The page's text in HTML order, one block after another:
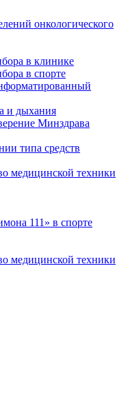
онкологического
в клинике
в спорте
и дыхания
Минздрава
типа средств
медицинской техники
111» в спорте
медицинской техники